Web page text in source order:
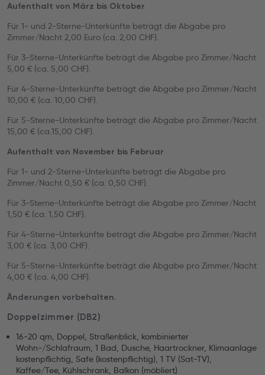
Aufenthalt von März bis Oktober
Für 1- und 2-Sterne-Unterkünfte beträgt die Abgabe pro
Zimmer/Nacht 2,00 Euro (ca. 2,00 CHF).
Für 3-Sterne-Unterkünfte beträgt die Abgabe pro Zimmer/Nacht
5,00 € (ca. 5,00 CHF).
Für 4-Sterne-Unterkünfte beträgt die Abgabe pro Zimmer/Nacht
10,00 € (ca. 10,00 CHF).
Für 5-Sterne-Unterkünfte beträgt die Abgabe pro Zimmer/Nacht
15,00 € (ca.15,00 CHF).
Aufenthalt von November bis Februar
Für 1- und 2-Sterne-Unterkünfte beträgt die Abgabe pro
Zimmer/Nacht 0,50 € (ca. 0,50 CHF).
Für 3-Sterne-Unterkünfte beträgt die Abgabe pro Zimmer/Nacht
1,50 € (ca. 1,50 CHF).
Für 4-Sterne-Unterkünfte beträgt die Abgabe pro Zimmer/Nacht
3,00 € (ca. 3,00 CHF).
Für 5-Sterne-Unterkünfte beträgt die Abgabe pro Zimmer/Nacht
4,00 € (ca. 4,00 CHF).
Änderungen vorbehalten.
Doppelzimmer (DB2)
16-20 qm, Doppel, Straßenblick, kombinierter
Wohn-/Schlafraum, 1 Bad, Dusche, Haartrockner, Klimaanlage
kostenpflichtig, Safe (kostenpflichtig), 1 TV (Sat-TV),
Kaffee/Tee, Kühlschrank, Balkon (möbliert)